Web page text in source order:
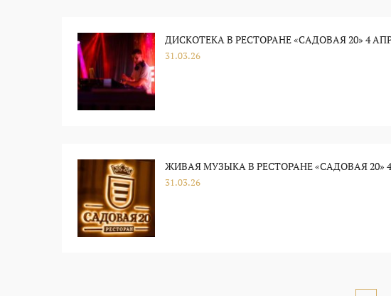
ДИСКОТЕКА В РЕСТОРАНЕ «САДОВАЯ 20» 4
31.03.26
ЖИВАЯ МУЗЫКА В РЕСТОРАНЕ «САДОВАЯ 20»
31.03.26